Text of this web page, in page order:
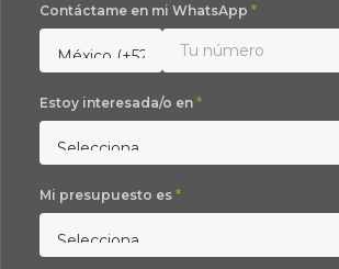
Contáctame en mi WhatsApp *
Estoy interesada/o en *
Mi presupuesto es *